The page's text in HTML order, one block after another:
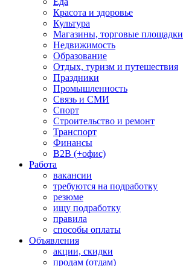
Красота и здоровье
Культура
Магазины, торговые площадки
Недвижимость
Образование
Отдых, туризм и путешествия
Праздники
Промышленность
Связь и СМИ
Спорт
Строительство и ремонт
Транспорт
Финансы
B2B (+офис)
Работа
вакансии
требуются на подработку
резюме
ищу подработку
правила
способы оплаты
Объявления
акции, скидки
продам (отдам)